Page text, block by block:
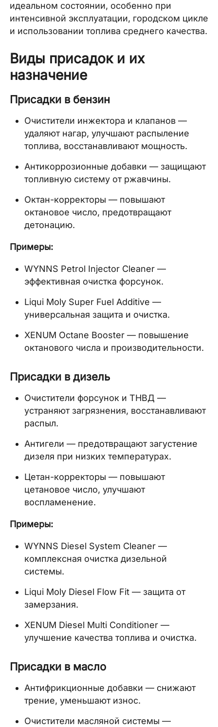
идеальном состоянии, особенно при
интенсивной эксплуатации, городском цикле
и использовании топлива среднего качества.
Виды присадок и их
назначение
Присадки в бензин
Очистители инжектора и клапанов —
удаляют нагар, улучшают распыление
топлива, восстанавливают мощность.
Антикоррозионные добавки — защищают
топливную систему от ржавчины.
Октан-корректоры — повышают
октановое число, предотвращают
детонацию.
Примеры:
WYNNS Petrol Injector Cleaner —
эффективная очистка форсунок.
Liqui Moly Super Fuel Additive —
универсальная защита и очистка.
XENUM Octane Booster — повышение
октанового числа и производительности.
Присадки в дизель
Очистители форсунок и ТНВД —
устраняют загрязнения, восстанавливают
распыл.
Антигели — предотвращают загустение
дизеля при низких температурах.
Цетан-корректоры — повышают
цетановое число, улучшают
воспламенение.
Примеры:
WYNNS Diesel System Cleaner —
комплексная очистка дизельной
системы.
Liqui Moly Diesel Flow Fit — защита от
замерзания.
XENUM Diesel Multi Conditioner —
улучшение качества топлива и очистка.
Присадки в масло
Антифрикционные добавки — снижают
трение, уменьшают износ.
Очистители масляной системы —